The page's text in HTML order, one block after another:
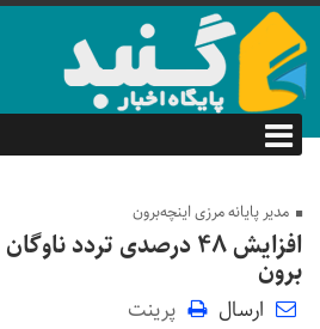
مدیر پایانه مرزی اینچه‌برون
افزایش ۴۸ درصدی تردد
برون
ارسال پرینت